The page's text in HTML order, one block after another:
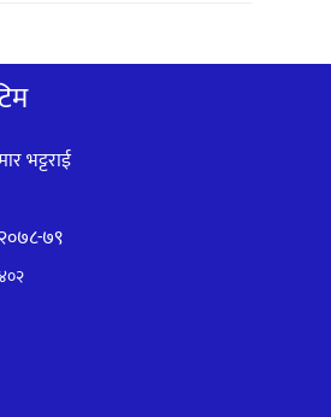
भट्टराई
७९